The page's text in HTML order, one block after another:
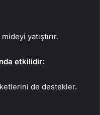
yatıştırır.
etkilidir:
de destekler.